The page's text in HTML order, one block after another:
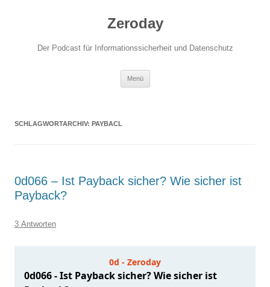
Zeroday
Der Podcast für Informationssicherheit und Datenschutz
Menü
SCHLAGWORTARCHIV: PAYBACL
0d066 – Ist Payback sicher? Wie sicher ist
Payback?
3 Antworten